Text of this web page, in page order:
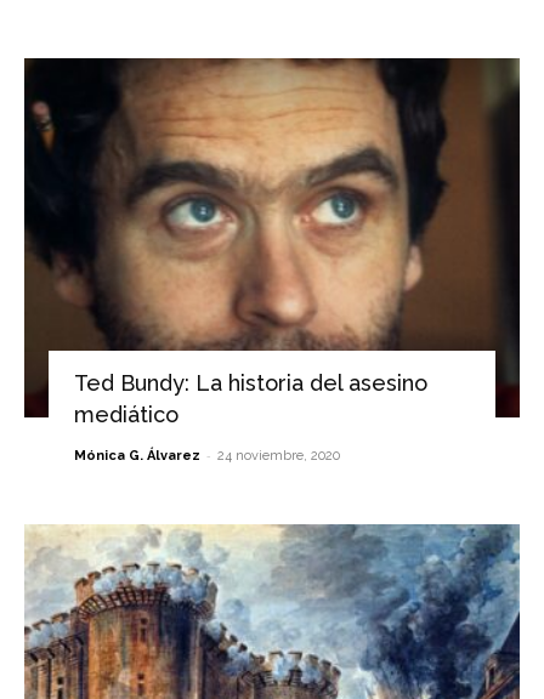
Ted Bundy: La historia del asesino
mediático
Mónica G. Álvarez - 24 noviembre, 2020